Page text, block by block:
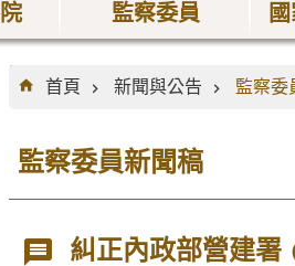
監察委員
:::
首頁
新聞與公告 監察委
監察委員新聞稿
糾正內政部營建署